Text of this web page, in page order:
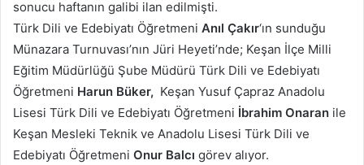
sonucu haftanın galibi ilan edilmişti.
Türk Dili ve Edebiyatı Öğretmeni Anıl Çakır‘ın sunduğu
Münazara Turnuvası’nın Jüri Heyeti’nde; Keşan İlçe Milli
Eğitim Müdürlüğü Şube Müdürü Türk Dili ve Edebiyatı
Öğretmeni Harun Büker, Keşan Yusuf Çapraz Anadolu
Lisesi Türk Dili ve Edebiyatı Öğretmeni İbrahim Onaran ile
Keşan Mesleki Teknik ve Anadolu Lisesi Türk Dili ve
Edebiyatı Öğretmeni Onur Balcı görev alıyor.